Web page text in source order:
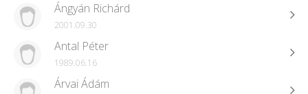
Ángyán Richárd
2001.09.30
Antal Péter
1989.06.16
Árvai Ádám